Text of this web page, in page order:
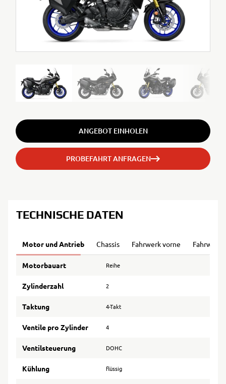
ANGEBOT EINHOLEN
PROBEFAHRT ANFRAGEN
TECHNISCHE DATEN
Motor und Antrieb Chassis Fahrwerk vorne Fahrwerk
Motorbauart Reihe
Zylinderzahl 2
Taktung 4-Takt
Ventile pro Zylinder 4
Ventilsteuerung DOHC
Kühlung flüssig